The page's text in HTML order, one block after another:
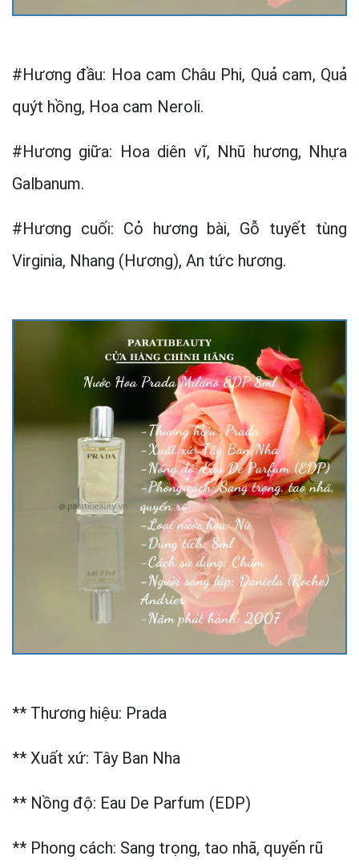
#Hương đầu: Hoa cam Châu Phi, Quả cam, Quả
quýt hồng, Hoa cam Neroli.
#Hương giữa: Hoa diên vĩ, Nhũ hương, Nhựa
Galbanum.
#Hương cuối: Cỏ hương bài, Gỗ tuyết tùng
Virginia, Nhang (Hương), An tức hương.
** Thương hiệu: Prada
** Xuất xứ: Tây Ban Nha
** Nồng độ: Eau De Parfum (EDP)
** Phong cách: Sang trọng, tao nhã, quyến rũ